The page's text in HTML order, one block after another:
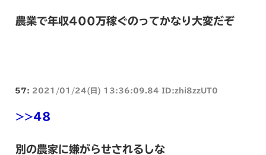
農業で年収400万稼ぐのってかなり大変だぞ
57: 2021/01/24(日) 13:36:09.84 ID:zhi8zzUT0
>>48
別の農家に嫌がらせされるしな